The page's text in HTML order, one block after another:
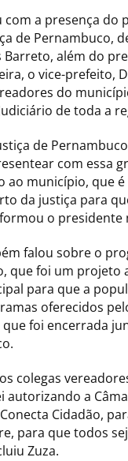
com a presença do
de Pernambuco,
Barreto, além do
o vice-prefeito,
do
de toda a
de
com essa
ao município, que
da justiça para
o presidente
falou sobre o
que foi um projeto
para que a
oferecidos
foi encerrada
colegas
autorizando a
Cidadão,
para que todos
Zuza.